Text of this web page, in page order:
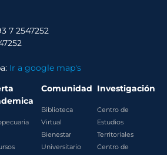
7 2547252
Ir a google map's
Comunidad
Biblioteca
Virtual
Bienestar
Universitario
Investigación
Centro de
Estudios
Territoriales
Centro de